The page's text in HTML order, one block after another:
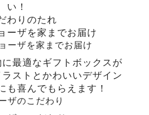
い！
最適なギフトボックスが
ストとかわいいデザイン
も喜んでもらえます！